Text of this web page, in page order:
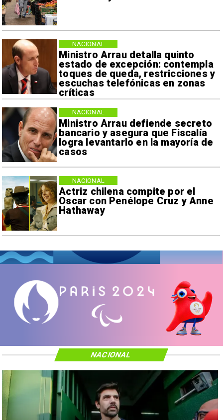
Ministro Arrau detalla quinto
estado de excepción: contempla
toques de queda, restricciones y
escuchas telefónicas en zonas
críticas
NACIONAL
Ministro Arrau defiende secreto
bancario y asegura que Fiscalía
logra levantarlo en la mayoría de
casos
NACIONAL
Actriz chilena compite por el
Oscar con Penélope Cruz y Anne
Hathaway
NACIONAL
NACIONAL